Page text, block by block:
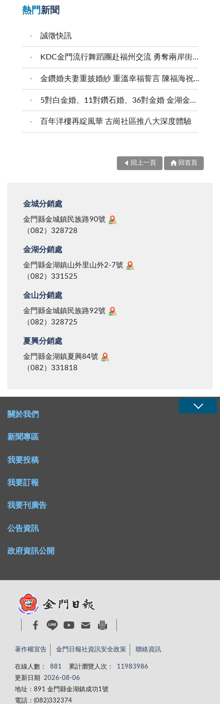
熱門新聞
誠徵快訊
KDC金門流行舞蹈團赴福州交流 勇奪兩岸街舞賽三等獎
金鑽婚夫妻重披婚紗 重溫幸福誓言 陳福海祝福牽手半世紀 情深相守成典範
5對白金婚、11對鑽石婚、36對金婚 金湖金沙夫妻共享榮耀時刻 陳福海表揚金鑽婚夫妻 向半世紀相守家庭典範致敬
百年洋樓再綻風華 古崗社區推八大深度體驗
回上一頁 回首頁
金城分銷處
金門縣金城鎮民族路90號
（082）328728
金湖分銷處
金門縣金湖鎮山外里山外2-7號
（082）331525
金山分銷處
金門縣金城鎮民族路92號
（082）328725
夏興分銷處
金門縣金湖鎮夏興84號
（082）331818
關於我們
新聞專區
我要投稿
我要訂報
我要刊廣告
公告資訊
政府資訊公開
著作權宣告 金門日報社資訊安全政策 聯絡資訊
在線人數： 881 累計瀏覽人次：
11983986
更新日期
2026-08-06
地址：891 金門縣金湖鎮成功1號
電話：(082)332374